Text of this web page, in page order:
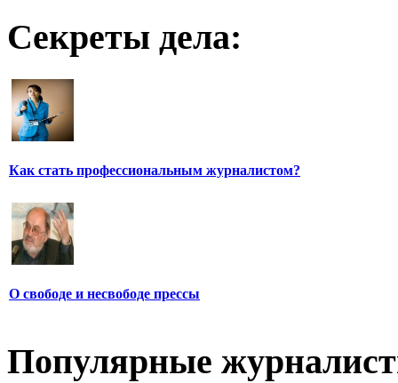
Секреты дела:
Как стать профессиональным журналистом?
О свободе и несвободе прессы
Популярные